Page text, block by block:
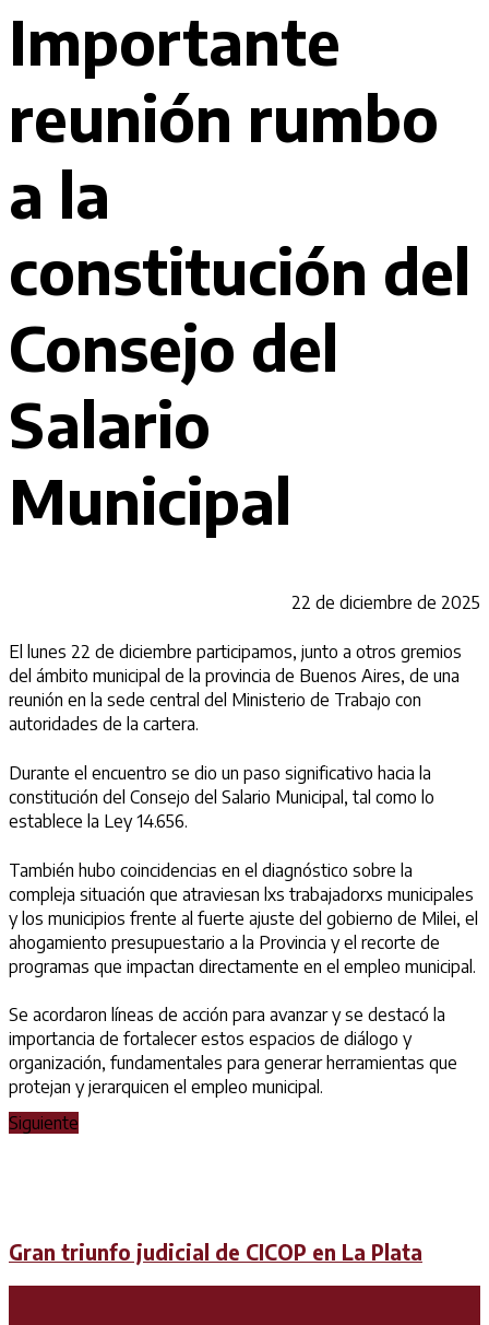
Importante
reunión rumbo
a la
constitución del
Consejo del
Salario
Municipal
22 de diciembre de 2025
El lunes 22 de diciembre participamos, junto a otros gremios
del ámbito municipal de la provincia de Buenos Aires, de una
reunión en la sede central del Ministerio de Trabajo con
autoridades de la cartera.
Durante el encuentro se dio un paso significativo hacia la
constitución del Consejo del Salario Municipal, tal como lo
establece la Ley 14.656.
También hubo coincidencias en el diagnóstico sobre la
compleja situación que atraviesan lxs trabajadorxs municipales
y los municipios frente al fuerte ajuste del gobierno de Milei, el
ahogamiento presupuestario a la Provincia y el recorte de
programas que impactan directamente en el empleo municipal.
Se acordaron líneas de acción para avanzar y se destacó la
importancia de fortalecer estos espacios de diálogo y
organización, fundamentales para generar herramientas que
protejan y jerarquicen el empleo municipal.
Siguiente
Gran triunfo judicial de CICOP en La Plata